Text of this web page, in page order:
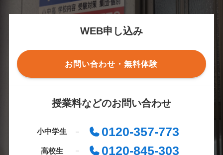
WEB申し込み
お問い合わせ・無料体験
授業料などのお問い合わせ
小中学生 0120-357-773
高校生 0120-845-303